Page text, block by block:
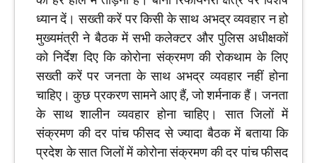
ध्यान दें। सख्ती करें पर किसी के साथ अभद्र व्यवहार न हो
मुख्यमंत्री ने बैठक में सभी कलेक्टर और पुलिस अधीक्षकों
को निर्देश दिए कि कोरोना संक्रमण की रोकथाम के लिए
सख्ती करें पर जनता के साथ अभद्र व्यवहार नहीं होना
चाहिए। कुछ प्रकरण सामने आए हैं, जो शर्मनाक हैं। जनता
के साथ शालीन व्यवहार होना चाहिए। सात जिलों में
संक्रमण की दर पांच फीसद से ज्यादा बैठक में बताया कि
प्रदेश के सात जिलों में कोरोना संक्रमण की दर पांच फीसद